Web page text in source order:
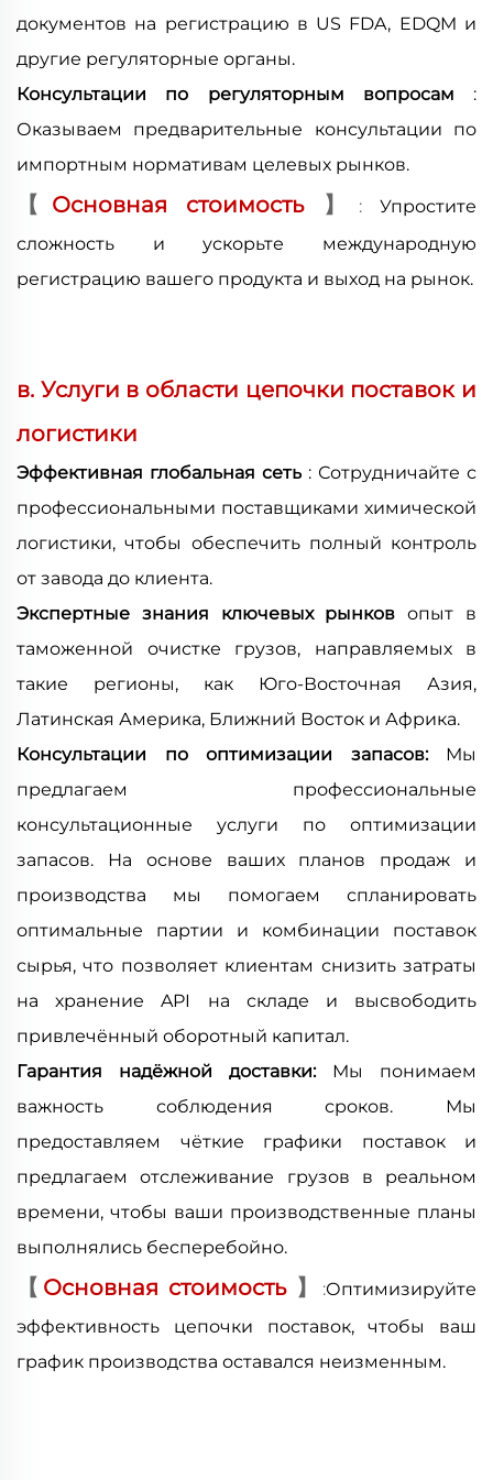
документов на регистрацию в US FDA, EDQM и
другие регуляторные органы.
Консультации по регуляторным вопросам :
Оказываем предварительные консультации по
импортным нормативам целевых рынков.
【 Основная стоимость 】 :Упростите
сложность и ускорьте международную
регистрацию вашего продукта и выход на рынок.
в. Услуги в области цепочки поставок и
логистики
Эффективная глобальная сеть : Сотрудничайте с
профессиональными поставщиками химической
логистики, чтобы обеспечить полный контроль
от завода до клиента.
Экспертные знания ключевых рынковопыт в
таможенной очистке грузов, направляемых в
такие регионы, как Юго-Восточная Азия,
Латинская Америка, Ближний Восток и Африка.
Консультации по оптимизации запасов: Мы
предлагаем профессиональные
консультационные услуги по оптимизации
запасов. На основе ваших планов продаж и
производства мы помогаем спланировать
оптимальные партии и комбинации поставок
сырья, что позволяет клиентам снизить затраты
на хранение API на складе и высвободить
привлечённый оборотный капитал.
Гарантия надёжной доставки: Мы понимаем
важность соблюдения сроков. Мы
предоставляем чёткие графики поставок и
предлагаем отслеживание грузов в реальном
времени, чтобы ваши производственные планы
выполнялись бесперебойно.
【 Основная стоимость 】 :Оптимизируйте
эффективность цепочки поставок, чтобы ваш
график производства оставался неизменным.